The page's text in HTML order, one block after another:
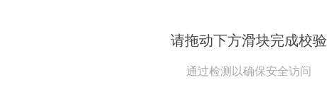
请拖动下方滑块完成校验
通过检测以确保安全访问